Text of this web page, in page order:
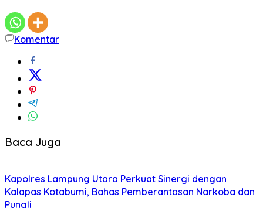
Komentar
Baca Juga
Kapolres Lampung Utara Perkuat Sinergi dengan
Kalapas Kotabumi, Bahas Pemberantasan Narkoba dan
Pungli